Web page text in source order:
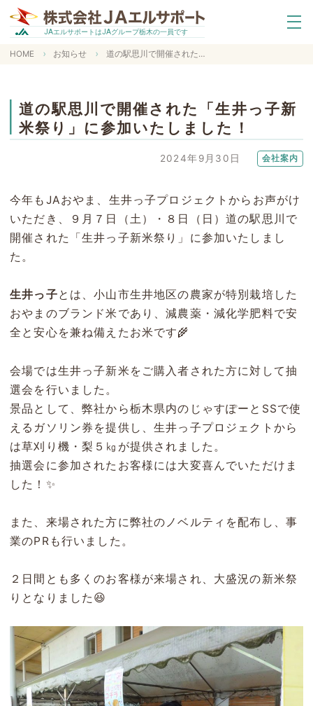
JAエルサポートはJAグループ栃木の一員です
HOME お知らせ 道の駅思川で開催された「生井っ子新米祭り」に参加いたしました！
道の駅思川で開催された「生井っ子新
米祭り」に参加いたしました！
2024年9月30日 会社案内
今年もJAおやま、生井っ子プロジェクトからお声がけ
いただき、９月７日（土）・８日（日）道の駅思川で
開催された「生井っ子新米祭り」に参加いたしまし
た。
生井っ子とは、小山市生井地区の農家が特別栽培した
おやまのブランド米であり、減農薬・減化学肥料で安
全と安心を兼ね備えたお米です🌾
会場では生井っ子新米をご購入者された方に対して抽
選会を行いました。
景品として、弊社から栃木県内のじゃすぽーとSSで使
えるガソリン券を提供し、生井っ子プロジェクトから
は草刈り機・梨５㎏が提供されました。
抽選会に参加されたお客様には大変喜んでいただけま
した！✨
また、来場された方に弊社のノベルティを配布し、事
業のPRも行いました。
２日間とも多くのお客様が来場され、大盛況の新米祭
りとなりました😆